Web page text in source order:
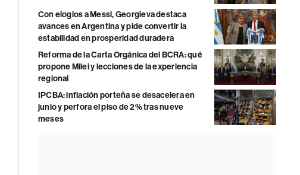
Con elogios a Messi, Georgieva destaca
avances en Argentina y pide convertir la
estabilidad en prosperidad duradera
Reforma de la Carta Orgánica del BCRA: qué
propone Milei y lecciones de la experiencia
regional
IPCBA: inflación porteña se desacelera en
junio y perfora el piso de 2% tras nueve
meses